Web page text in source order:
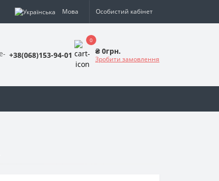
Мова Особистий кабінет
+38(068)153-94-01
0
₴ 0грн.
Зробити замовлення